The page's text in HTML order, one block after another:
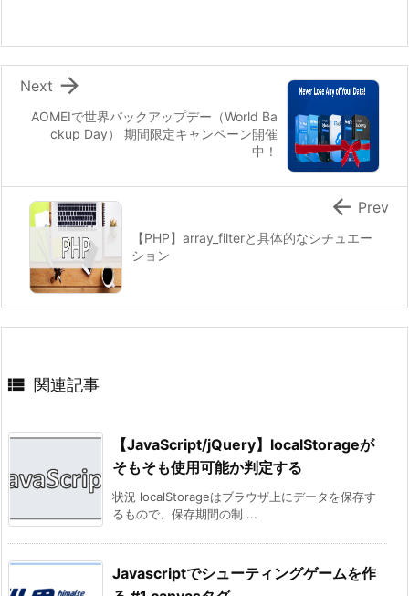
AOMEIで世界バックアップデー（World Ba
ckup Day） 期間限定キャンペーン開催
中！

Next
【PHP】array_filterと具体的なシチュエー
ション
 Prev
 関連記事
【JavaScript/jQuery】localStorageが
そもそも使用可能か判定する
状況 localStorageはブラウザ上にデータを保存す
るもので、保存期間の制 ...
Javascriptでシューティングゲームを作